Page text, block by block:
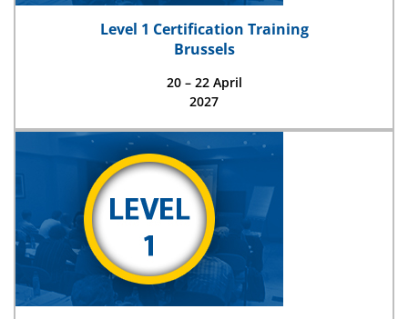
Level 1 Certification Training
Brussels
20 – 22 April
2027